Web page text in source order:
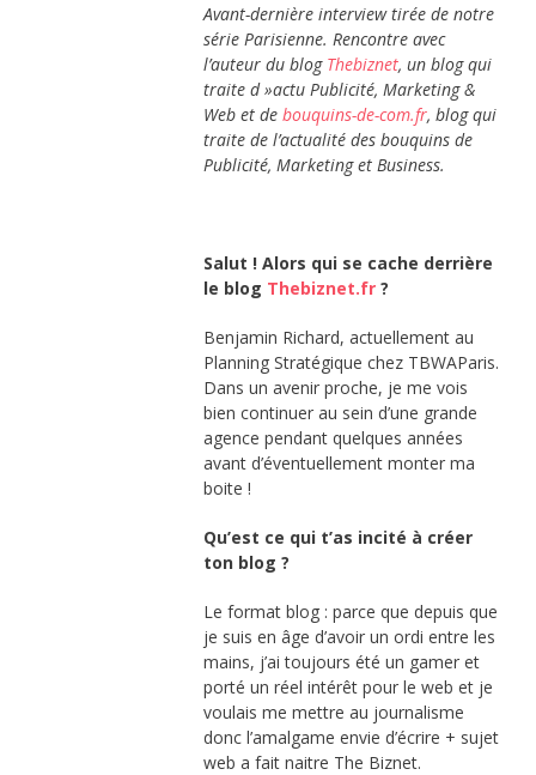
Avant-dernière interview tirée de notre
série Parisienne. Rencontre avec
l’auteur du blog Thebiznet, un blog qui
traite d »actu Publicité, Marketing &
Web et de bouquins-de-com.fr, blog qui
traite de l’actualité des bouquins de
Publicité, Marketing et Business.
Salut ! Alors qui se cache derrière
le blog Thebiznet.fr?
Benjamin Richard, actuellement au
Planning Stratégique chez TBWAParis.
Dans un avenir proche, je me vois
bien continuer au sein d’une grande
agence pendant quelques années
avant d’éventuellement monter ma
boite !
Qu’est ce qui t’as incité à créer
ton blog ?
Le format blog : parce que depuis que
je suis en âge d’avoir un ordi entre les
mains, j’ai toujours été un gamer et
porté un réel intérêt pour le web et je
voulais me mettre au journalisme
donc l’amalgame envie d’écrire + sujet
web a fait naitre The Biznet.